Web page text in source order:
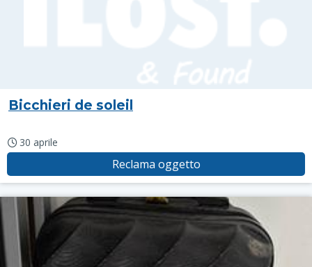
Bicchieri de soleil
30 aprile
Reclama oggetto